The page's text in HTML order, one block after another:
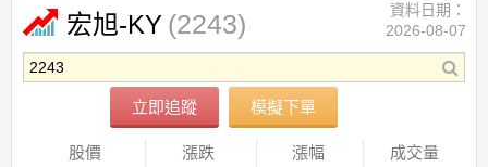
宏旭-KY (2243)
立即追蹤 模擬下單
資料日期：
2026-08-07
股價
漲跌
漲幅
成交量